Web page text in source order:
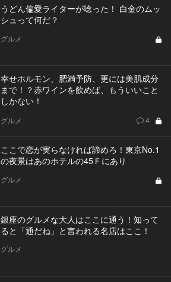
うどん偏愛ライターが唸った！ 白金のムッ
シュって何だ？
グルメ
幸せホルモン、肥満予防、更には美肌成分
まで！？赤ワインを飲めば、もういいこと
しかない！
グルメ 4
ここで恋が実らなければ諦めろ！東京No.1
の夜景はあのホテルの45Ｆにあり
グルメ
銀座のグルメな大人はここに通う！知って
ると「通だね」と言われる名店はここ！
グルメ